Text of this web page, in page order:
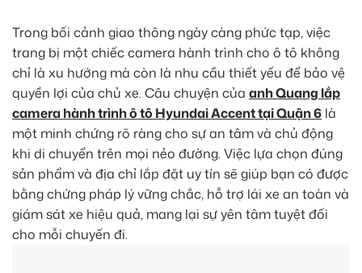
Trong bối cảnh giao thông ngày càng phức tạp, việc
trang bị một chiếc camera hành trình cho ô tô không
chỉ là xu hướng mà còn là nhu cầu thiết yếu để bảo vệ
quyền lợi của chủ xe. Câu chuyện của anh Quang lắp
camera hành trình ô tô Hyundai Accent tại Quận 6 là
một minh chứng rõ ràng cho sự an tâm và chủ động
khi di chuyển trên mọi nẻo đường. Việc lựa chọn đúng
sản phẩm và địa chỉ lắp đặt uy tín sẽ giúp bạn có được
bằng chứng pháp lý vững chắc, hỗ trợ lái xe an toàn và
giám sát xe hiệu quả, mang lại sự yên tâm tuyệt đối
cho mỗi chuyến đi.